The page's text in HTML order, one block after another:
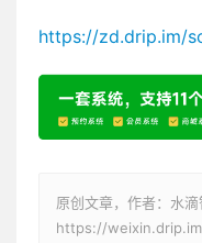
https://zd.drip.im/
原创文章，作者：水滴
https://